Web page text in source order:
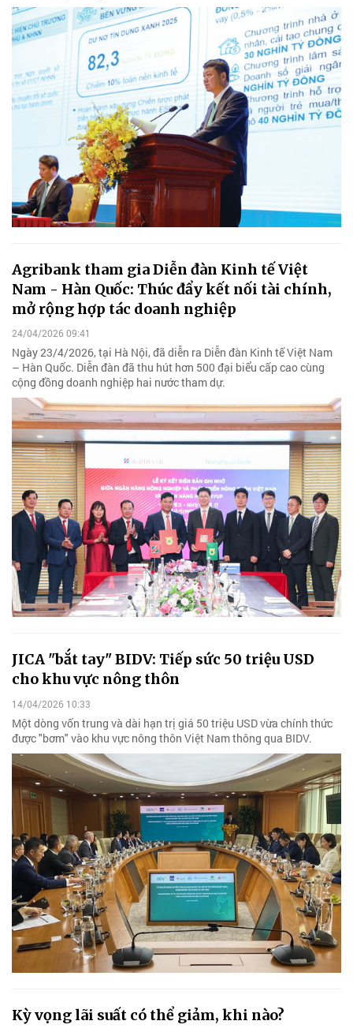
Agribank tham gia Diễn đàn Kinh tế Việt
Nam - Hàn Quốc: Thúc đẩy kết nối tài chính,
mở rộng hợp tác doanh nghiệp
24/04/2026 09:41
Ngày 23/4/2026, tại Hà Nội, đã diễn ra Diễn đàn Kinh tế Việt Nam
– Hàn Quốc. Diễn đàn đã thu hút hơn 500 đại biểu cấp cao cùng
cộng đồng doanh nghiệp hai nước tham dự.
JICA "bắt tay" BIDV: Tiếp sức 50 triệu USD
cho khu vực nông thôn
14/04/2026 10:33
Một dòng vốn trung và dài hạn trị giá 50 triệu USD vừa chính thức
được "bơm" vào khu vực nông thôn Việt Nam thông qua BIDV.
Kỳ vọng lãi suất có thể giảm, khi nào?